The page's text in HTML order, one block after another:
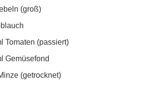
(groß)
Tomaten (passiert)
Gemüsefond
(getrocknet)